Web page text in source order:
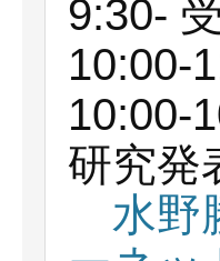
9:30-
10:00-
10:00-
研究発
水野